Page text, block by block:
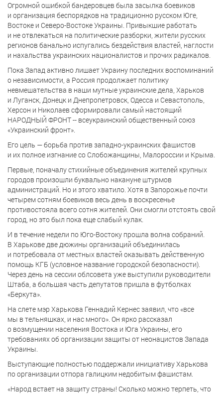
Огромной ошибкой бандеровцев была засылка боевиков
и организация беспорядков на традиционно русском Юге,
Востоке и Северо-Востоке Украины. Привыкшие работать
и не отвлекаться на политические разборки, жители русских
регионов банально испугались бездействия властей, наглости
и нахальства украинских националистов и прочих радикалов.
Пока Запад активно лишает Украину последних воспоминаний
о независимости, а Россия продолжает политику
невмешательства в наши мутные украинские дела, Харьков
и Луганск, Донецк и Днепропетровск, Одесса и Севастополь,
Херсон и Николаев сформировали самый настоящий
НАРОДНЫЙ ФРОНТ -- всеукраинский общественный союз
«Украинский фронт».
Его цель — борьба против западно-украинских фашистов
и их полное изгнание со Слобожанщины, Малороссии и Крыма.
Первые, поначалу стихийные объединения жителей крупных
городов произошли буквально накануне штурмов
администраций. Но и этого хватило. Хотя в Запорожье почти
четырем сотням боевиков весь день в воскресенье
противостояла всего сотня жителей. Они смогли отстоять свой
город, но это был пока еще слабый кулак.
И в течение недели по Юго-Востоку прошла волна собраний.
В Харькове две дюжины организаций объединилась
и потребовала от местных властей оказывать действенную
помощь КГБ (условное название городской безопасности).
Через день на сессии облсовета уже выступили руководители
Штаба, а большая часть депутатов пришла в футболках
«Беркута».
На слете мэр Харькова Геннадий Кернес заявил, что «все
мы в тельняшках, и нас много». Он ярко рассказал
о возмущении населения Востока и Юга Украины, его
требованиях об организации защиты от неонацистов Запада
Украины.
Выступающие полностью поддержали инициативу Харькова
по организации отпора галицким недобитым фашистам.
«Народ встает на защиту страны! Сколько можно терпеть, что